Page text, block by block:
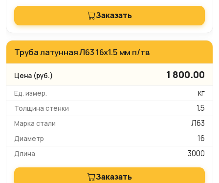
Заказать
Труба латунная Л63 16х1.5 мм п/тв
1 800.00
кг
1.5
Л63
16
3000
Заказать